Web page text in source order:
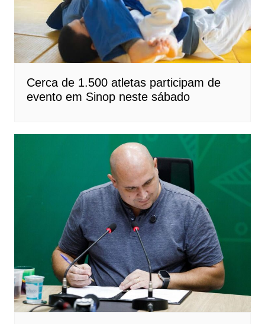
Cerca de 1.500 atletas participam de
evento em Sinop neste sábado